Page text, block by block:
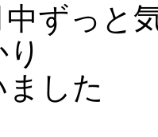
ずっと
した